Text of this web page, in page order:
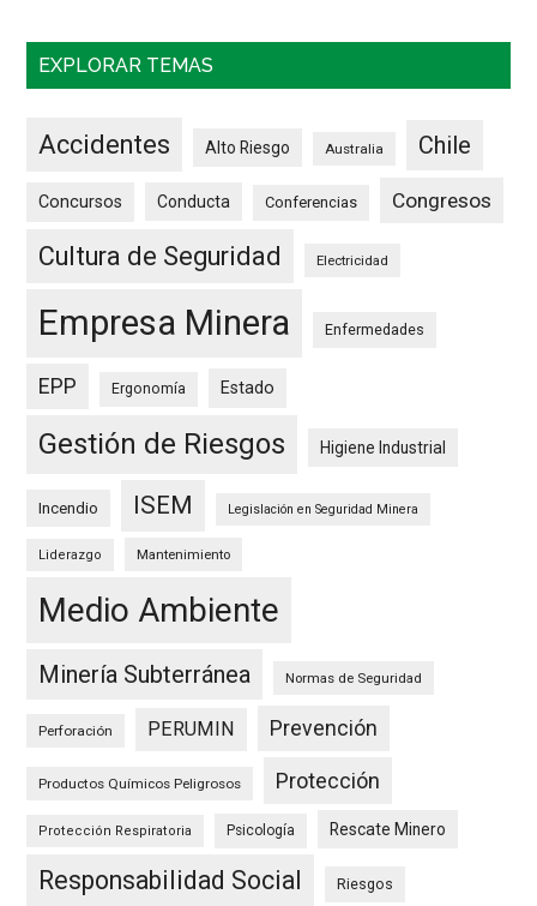
EXPLORAR TEMAS
Accidentes Alto Riesgo Australia Chile
Concursos Conducta Conferencias Congresos
Cultura de Seguridad Electricidad
Empresa Minera Enfermedades
EPP Ergonomía Estado
Gestión de Riesgos Higiene Industrial
Incendio ISEM Legislación en Seguridad Minera
Liderazgo Mantenimiento
Medio Ambiente
Minería Subterránea Normas de Seguridad
Perforación PERUMIN Prevención
Productos Químicos Peligrosos Protección
Protección Respiratoria Psicología Rescate Minero
Responsabilidad Social Riesgos